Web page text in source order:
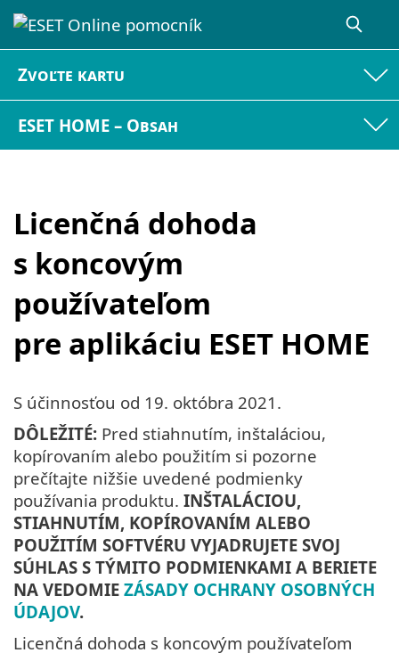
Zvoľte kartu
ESET HOME – Obsah
Licenčná dohoda
s koncovým
používateľom
pre aplikáciu ESET HOME
S účinnosťou od 19. októbra 2021 .
DÔLEŽITÉ: Pred stiahnutím, inštaláciou,
kopírovaním alebo použitím si pozorne
prečítajte nižšie uvedené podmienky
používania produktu. INŠTALÁCIOU,
STIAHNUTÍM, KOPÍROVANÍM ALEBO
POUŽITÍM SOFTVÉRU VYJADRUJETE SVOJ
SÚHLAS S TÝMITO PODMIENKAMI A BERIETE
NA VEDOMIE ZÁSADY OCHRANY OSOBNÝCH
ÚDAJOV.
Licenčná dohoda s koncovým používateľom